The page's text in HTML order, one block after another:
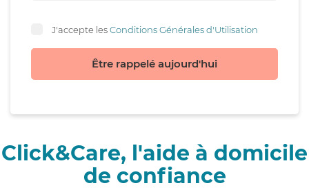
J'accepte lesConditions Générales d'Utilisation
Être rappelé aujourd'hui
Click&Care, l'aide à domicile
de confiance